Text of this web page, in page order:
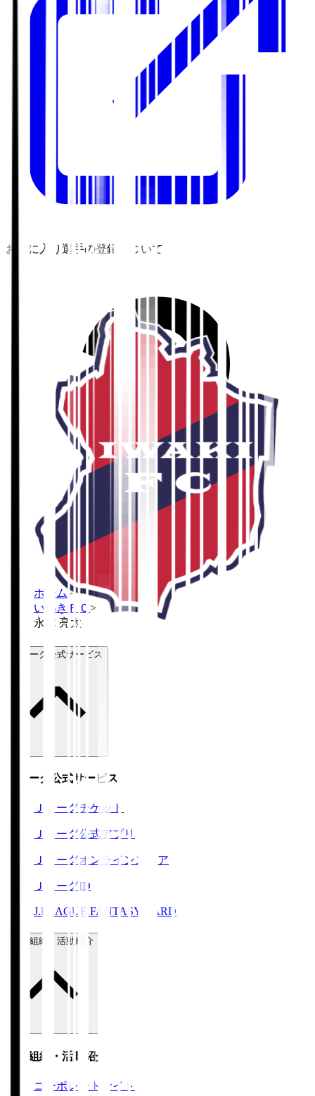
お気に入り選手の登録について
ホーム>
いわきＦＣ >
永木 亮太
Ｊリーグ公式サービス
Ｊリーグ公式サービス
Ｊリーグチケット
Ｊリーグ公式アプリ
Ｊリーグオンラインストア
ＪリーグID
J.LEAGUE FANTASY CARD
運営組織・活動紹介
運営組織・活動紹介
コーポレートサイト